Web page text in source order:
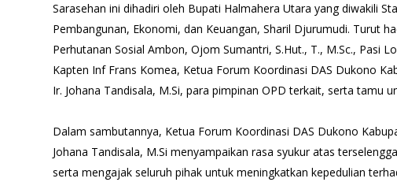
Sarasehan ini dihadiri oleh Bupati Halmahera Utara yang diwakili
Pembangunan, Ekonomi, dan Keuangan, Sharil Djurumudi. Turut
Perhutanan Sosial Ambon, Ojom Sumantri, S.Hut., T., M.Sc., Pasi
Kapten Inf Frans Komea, Ketua Forum Koordinasi DAS Dukono
Ir. Johana Tandisala, M.Si, para pimpinan OPD terkait, serta tamu
Dalam sambutannya, Ketua Forum Koordinasi DAS Dukono
Johana Tandisala, M.Si menyampaikan rasa syukur atas
serta mengajak seluruh pihak untuk meningkatkan kepedulian